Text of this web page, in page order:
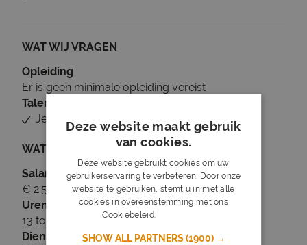
WAT WIJ VRAGEN
Opleiding
Er is geen minimale opleiding vereist
Talen
Je beheerst Nederlands
WAT WIJ BIEDEN
Salaris
€ 2.580 tot € 2.949
Uren
13 tot 20 uur per week
Dienstverband
Deze website maakt gebruik
van cookies.
Deze website gebruikt cookies om uw
gebruikerservaring te verbeteren. Door onze
website te gebruiken, stemt u in met alle
cookies in overeenstemming met ons
Cookiebeleid.
SHOW ALL PARTNERS(1900) →